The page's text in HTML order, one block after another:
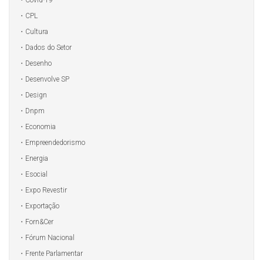
CPL
Cultura
Dados do Setor
Desenho
Desenvolve SP
Design
Dnpm
Economia
Empreendedorismo
Energia
Esocial
Expo Revestir
Exportação
Forn&Cer
Fórum Nacional
Frente Parlamentar